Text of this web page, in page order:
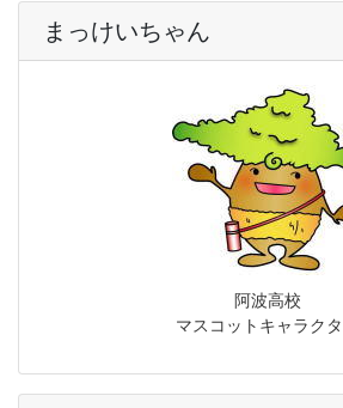
まっけいちゃん
阿波高校
マスコットキャラク